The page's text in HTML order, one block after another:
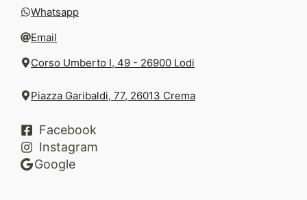
Whatsapp
Email
Corso Umberto I, 49 - 26900 Lodi
Piazza Garibaldi, 77, 26013 Crema
Facebook
Instagram
Google